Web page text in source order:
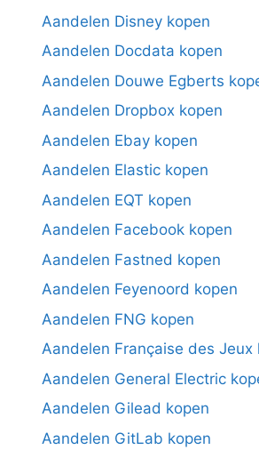
Aandelen Disney kopen
Aandelen Docdata kopen
Aandelen Douwe Egberts
Aandelen Dropbox kopen
Aandelen Ebay kopen
Aandelen Elastic kopen
Aandelen EQT kopen
Aandelen Facebook kopen
Aandelen Fastned kopen
Aandelen Feyenoord kopen
Aandelen FNG kopen
Aandelen Française des Jeux
Aandelen General Electric
Aandelen Gilead kopen
Aandelen GitLab kopen